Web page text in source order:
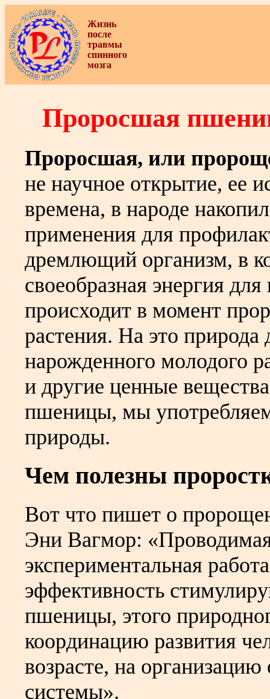
Жизнь
после
травмы
спинного
мозга
Проросшая
Проросшая, или
не научное открытие, ее
времена, в народе
применения для
дремлющий организм, в
своеобразная энергия
происходит в момент
растения. На это природа
нарожденного молодого
и другие ценные
пшеницы, мы
природы.
Чем полезны
Вот что пишет о
Эни Вагмор:
экспериментальная
эффективность
пшеницы, этого
координацию развития
возрасте, на
системы».